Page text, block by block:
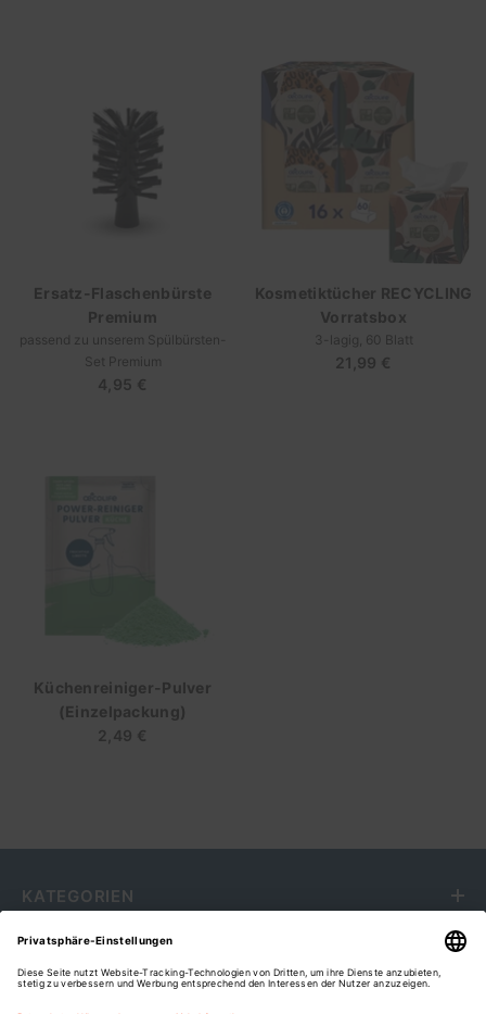
Ersatz-Flaschenbürste
Premium
passend zu unserem Spülbürsten-
Set Premium
Regulärer
4,95 €
Kosmetiktücher RECYCLING
Vorratsbox
3-lagig, 60 Blatt
Regulärer
21,99 €
Küchenreiniger-Pulver
(Einzelpackung)
Regulärer
2,49 €
KATEGORIEN
SERVICE
RECHTLICHES